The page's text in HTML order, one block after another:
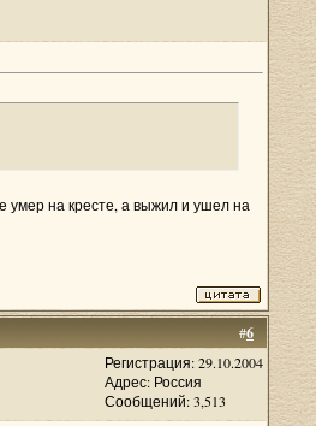
умер на кресте, а выжил и ушел на
#6
Регистрация: 29.10.2004
Адрес: Россия
Сообщений: 3,513